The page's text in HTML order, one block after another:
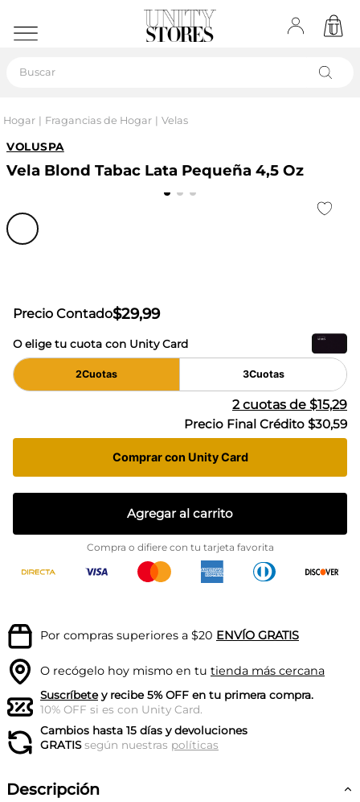
Hogar Fragancias de Hogar Velas
VOLUSPA
Vela Blond Tabac Lata Pequeña 4,5 Oz
Precio Contado$29,99
O elige tu cuota con Unity Card
2Cuotas 3Cuotas
2cuotas de $15,29
Precio Final Crédito $30,59
Comprar con Unity Card
Agregar al carrito
Compra o difiere con tu tarjeta favorita
Por compras superiores a $20 ENVÍO GRATIS
O recógelo hoy mismo en tu tienda más cercana
Suscríbetey recibe 5% OFF en tu primera compra.
10% OFF si es con Unity Card.
Cambios hasta 15 días y devoluciones
GRATISsegún nuestras políticas
Descripción